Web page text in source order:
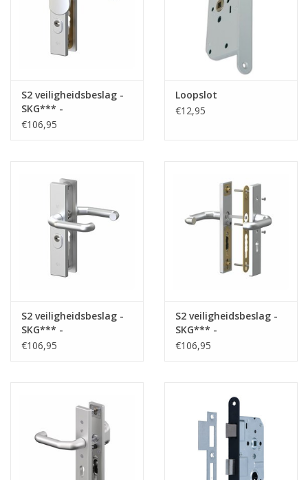
S2 veiligheidsbeslag -
SKG*** -
kerntrekbeveiliging -
€106,95
Loopslot
€12,95
S2 veiligheidsbeslag -
SKG*** -
kerntrekbeveiliging -
€106,95
S2 veiligheidsbeslag -
SKG*** -
kerntrekbeveiliging -
€106,95